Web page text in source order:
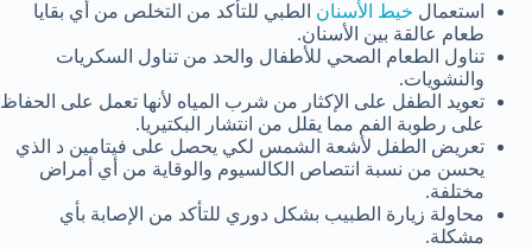
استعمال خيط الأسنان الطبي للتأكد من التخلص من أي بقايا
طعام عالقة بين الأسنان.
تناول الطعام الصحي للأطفال والحد من تناول السكريات
والنشويات.
تعويد الطفل على الإكثار من شرب المياه لأنها تعمل على الحفاظ
على رطوبة الفم مما يقلل من انتشار البكتيريا.
تعريض الطفل لأشعة الشمس لكي يحصل على فيتامين د الذي
يحسن من نسبة انتصاص الكالسيوم والوقاية من أي أمراض
مختلفة.
محاولة زيارة الطبيب بشكل دوري للتأكد من الإصابة بأي
مشكلة.